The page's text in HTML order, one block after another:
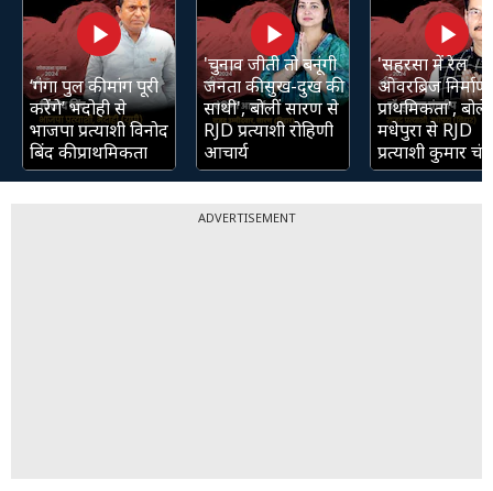
‘गंगा पुल की मांग पूरी
करेंगे’ भदोही से
भाजपा प्रत्याशी विनोद
बिंद की प्राथमिकता
'चुनाव जीती तो बनूंगी
जनता की सुख-दुख की
साथी', बोलीं सारण से
RJD प्रत्याशी रोहिणी
आचार्य
'सहरसा में रेल
ओवरब्रिज निर्माण
प्राथमिकता', बोले
मधेपुरा से RJD
प्रत्याशी कुमार
ADVERTISEMENT